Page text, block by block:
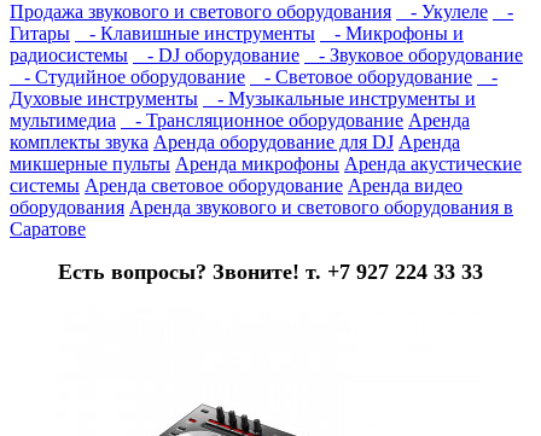
Продажа звукового и светового оборудования
- Укулеле
-
Гитары
- Клавишные инструменты
- Микрофоны и
радиосистемы
- DJ оборудование
- Звуковое оборудование
- Студийное оборудование
- Световое оборудование
-
Духовые инструменты
- Музыкальные инструменты и
мультимедиа
- Трансляционное оборудование Аренда
комплекты звука Аренда оборудование для DJ Аренда
микшерные пульты Аренда микрофоны Аренда акустические
системы Аренда световое оборудование Аренда видео
оборудования Аренда звукового и светового оборудования в
Саратове
Есть вопросы? Звоните! т. +7 927 224 33 33